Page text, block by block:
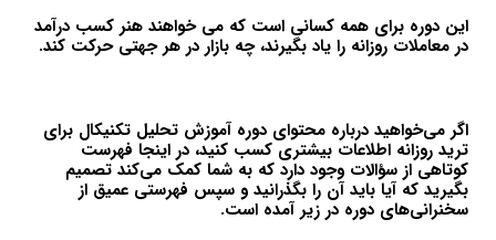
این دوره برای همه کسانی است که می خواهند هنر کسب درآمد
در معاملات روزانه را یاد بگیرند، چه بازار در هر جهتی حرکت کند.
اگر می‌خواهید درباره محتوای دوره آموزش تحلیل تکنیکال برای
ترید روزانه اطلاعات بیشتری کسب کنید، در اینجا فهرست
کوتاهی از سؤالات وجود دارد که به شما کمک می‌کند تصمیم
بگیرید که آیا باید آن را بگذرانید و سپس فهرستی عمیق از
سخنرانی‌های دوره در زیر آمده است.